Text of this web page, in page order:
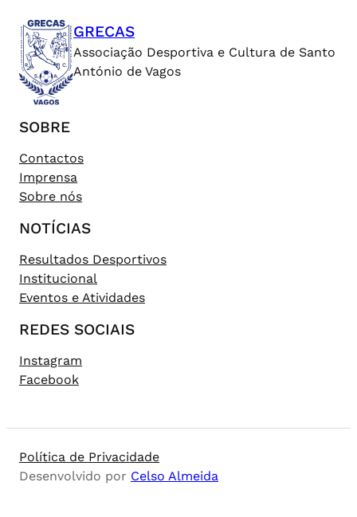
GRECAS
Associação Desportiva e Cultura de Santo
António de Vagos
SOBRE
Contactos
Imprensa
Sobre nós
NOTÍCIAS
Resultados Desportivos
Institucional
Eventos e Atividades
REDES SOCIAIS
Instagram
Facebook
Política de Privacidade
Desenvolvido por Celso Almeida